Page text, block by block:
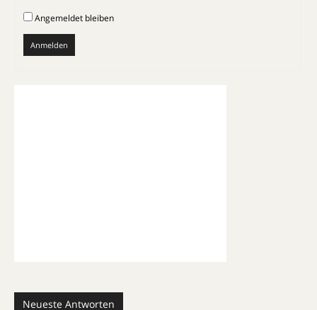
Angemeldet bleiben
Anmelden
Neueste Antworten